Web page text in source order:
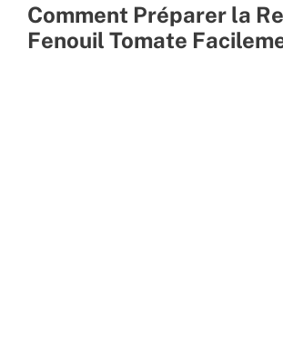
Comment Préparer la
Fenouil Tomate